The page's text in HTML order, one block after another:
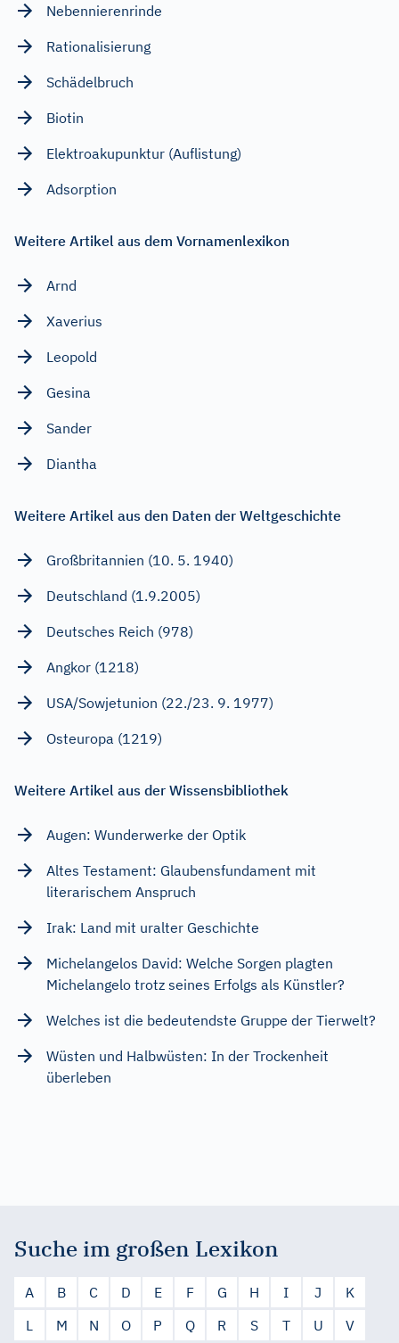
Nebennierenrinde
Rationalisierung
Schädelbruch
Biotin
Elektroakupunktur (Auflistung)
Adsorption
Weitere Artikel aus dem Vornamenlexikon
Arnd
Xaverius
Leopold
Gesina
Sander
Diantha
Weitere Artikel aus den Daten der Weltgeschichte
Großbritannien (10. 5. 1940)
Deutschland (1.9.2005)
Deutsches Reich (978)
Angkor (1218)
USA/Sowjetunion (22./23. 9. 1977)
Osteuropa (1219)
Weitere Artikel aus der Wissensbibliothek
Augen: Wunderwerke der Optik
Altes Testament: Glaubensfundament mit
literarischem Anspruch
Irak: Land mit uralter Geschichte
Michelangelos David: Welche Sorgen plagten
Michelangelo trotz seines Erfolgs als Künstler?
Welches ist die bedeutendste Gruppe der Tierwelt?
Wüsten und Halbwüsten: In der Trockenheit
überleben
Suche im großen Lexikon
A B C D E F G H I J
K
L
M N O P Q R S T U
V